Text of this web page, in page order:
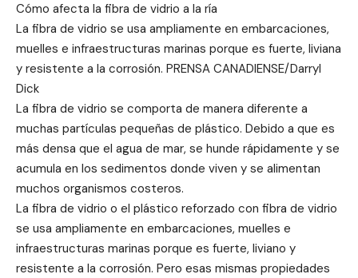
Cómo afecta la fibra de vidrio a la ría
La fibra de vidrio se usa ampliamente en embarcaciones,
muelles e infraestructuras marinas porque es fuerte, liviana
y resistente a la corrosión. PRENSA CANADIENSE/Darryl
Dick
La fibra de vidrio se comporta de manera diferente a
muchas partículas pequeñas de plástico. Debido a que es
más densa que el agua de mar, se hunde rápidamente y se
acumula en los sedimentos donde viven y se alimentan
muchos organismos costeros.
La fibra de vidrio o el plástico reforzado con fibra de vidrio
se usa ampliamente en embarcaciones, muelles e
infraestructuras marinas porque es fuerte, liviano y
resistente a la corrosión. Pero esas mismas propiedades